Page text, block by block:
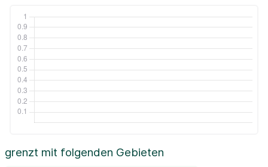
grenzt mit folgenden Gebieten